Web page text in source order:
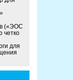
(«ЭОС
четко
для